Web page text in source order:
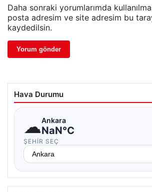
Daha sonraki yorumlarımda
posta adresim ve site adresim bu
kaydedilsin.
Hava Durumu
☁Ankara
NaN°C
ŞEHIR SEÇ